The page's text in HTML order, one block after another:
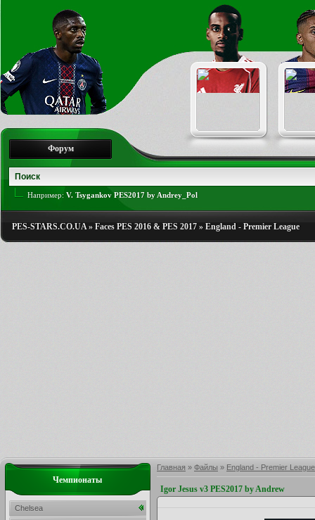
Форум
Например: V. Tsygankov PES2017 by Andrey_Pol
PES-STARS.CO.UA» Faces PES 2016 & PES 2017 » England - Premier League
Главная » Файлы » England - Premier League
Igor Jesus v3 PES2017 by Andrew
Чемпионаты
Chelsea